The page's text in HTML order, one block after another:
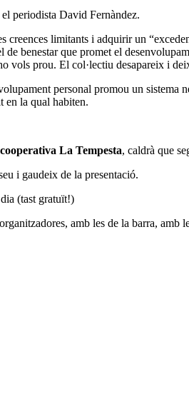
periodista David Fernàndez.
limitants i adquirir un
benestar que promet el
vols prou. El col·lectiu desapareix i
personal promou un
en la qual habiten.
cooperativa La Tempesta, caldrà que
i gaudeix de la presentació.
(tast gratuït!)
amb les de la barra,